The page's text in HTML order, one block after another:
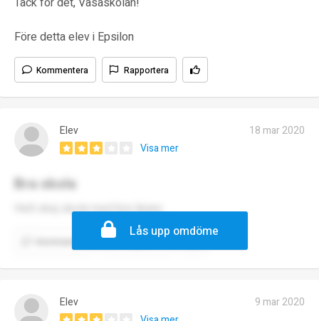
Före detta elev i Epsilon
Kommentera Rapportera
Elev
18 mar 2020
Visa mer
Bra skola
Helt okej skola med bra lärare
Lås upp omdöme
Elev
9 mar 2020